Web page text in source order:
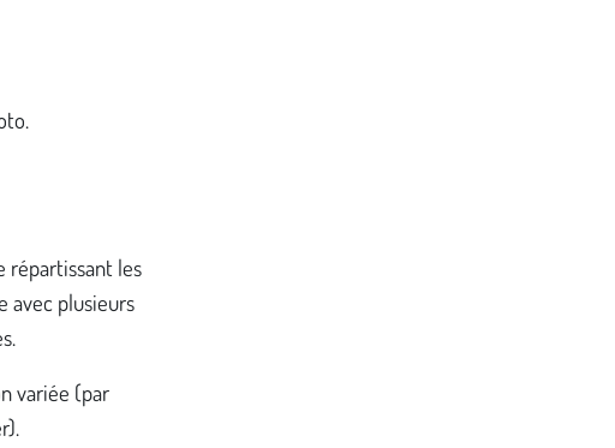
répartissant les
avec plusieurs
variée (par